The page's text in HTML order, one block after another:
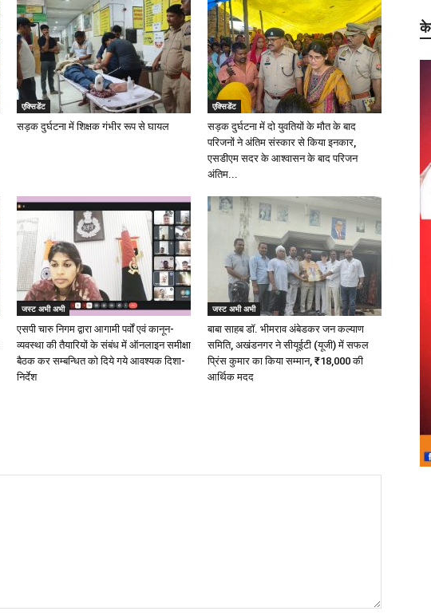
एक्सिडेंट
सड़क दुर्घटना में शिक्षक गंभीर रूप से घायल
एक्सिडेंट
सड़क दुर्घटना में दो युवतियों के मौत के बाद
परिजनों ने अंतिम संस्कार से किया इनकार,
एसडीएम सदर के आश्वासन के बाद परिजन
अंतिम...
जस्ट अभी अभी
एसपी चारु निगम द्वारा आगामी पर्वों एवं कानून-
व्यवस्था की तैयारियों के संबंध में ऑनलाइन समीक्षा
बैठक कर सम्बन्धित को दिये गये आवश्यक दिशा-
निर्देश
जस्ट अभी अभी
बाबा साहब डॉ. भीमराव अंबेडकर जन कल्याण
समिति, अखंडनगर ने सीयूईटी (यूजी) में सफल
प्रिंस कुमार का किया सम्मान, ₹18,000 की
आर्थिक मदद